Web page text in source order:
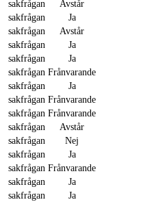
sakfrågan
Avstår
sakfrågan
Ja
sakfrågan
Avstår
sakfrågan
Ja
sakfrågan
Ja
sakfrågan Frånvarande
sakfrågan
Ja
sakfrågan Frånvarande
sakfrågan Frånvarande
sakfrågan
Avstår
sakfrågan
Nej
sakfrågan
Ja
sakfrågan Frånvarande
sakfrågan
Ja
sakfrågan
Ja